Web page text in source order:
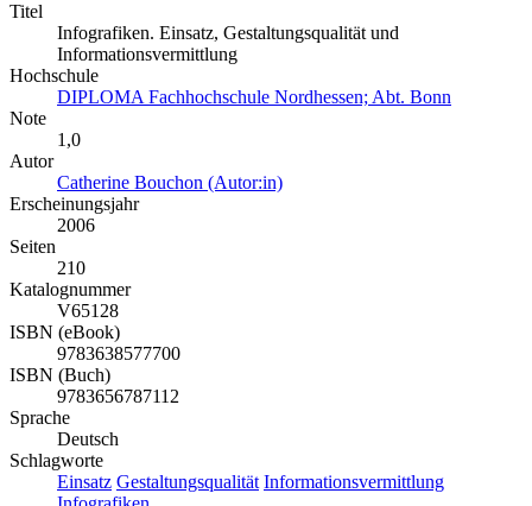
Titel
Infografiken. Einsatz, Gestaltungsqualität und
Informationsvermittlung
Hochschule
DIPLOMA Fachhochschule Nordhessen; Abt. Bonn
Note
1,0
Autor
Catherine Bouchon (Autor:in)
Erscheinungsjahr
2006
Seiten
210
Katalognummer
V65128
ISBN (eBook)
9783638577700
ISBN (Buch)
9783656787112
Sprache
Deutsch
Schlagworte
Einsatz Gestaltungsqualität Informationsvermittlung